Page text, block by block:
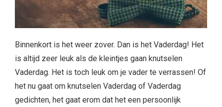
Binnenkort is het weer zover. Dan is het Vaderdag! Het
is altijd zeer leuk als de kleintjes gaan knutselen
Vaderdag. Het is toch leuk om je vader te verrassen! Of
het nu gaat om knutselen Vaderdag of Vaderdag
gedichten, het gaat erom dat het een persoonlijk